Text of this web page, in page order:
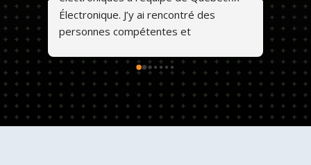
Électronique. J’y ai rencontré des
personnes compétentes et
qualité et les prix sont abordables. 💕😊